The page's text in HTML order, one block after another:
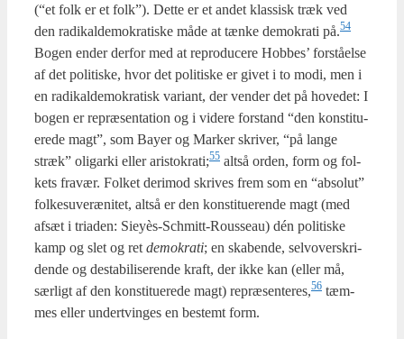
(“et folk er et folk”). Det­te er et andet klas­sisk træk ved
den radi­kal­de­mo­kra­ti­ske måde at tæn­ke demo­kra­ti på.54
Bogen ender der­for med at repro­du­ce­re Hob­bes’ for­stå­el­se
af det poli­ti­ske, hvor det poli­ti­ske er givet i to modi, men i
en radi­kal­de­mo­kra­tisk vari­ant, der ven­der det på hove­d­et: I
bogen er repræ­sen­ta­tion og i vide­re for­stand “den kon­sti­tu­
e­re­de magt”, som Bay­er og Mar­ker skri­ver, “på lan­ge
stræk” oligar­ki eller aristokrati;55 alt­så orden, form og fol­
kets fra­vær. Fol­ket der­i­mod skri­ves frem som en “abso­lut”
fol­kes­u­veræ­ni­tet, alt­så er den kon­sti­tu­e­ren­de magt (med
afsæt i tri­a­den: Sieyès-Sch­mitt-Rous­seau) dén poli­ti­ske
kamp og slet og ret demo­kra­ti; en ska­ben­de, sel­vover­skri­
den­de og desta­bi­li­se­ren­de kraft, der ikke kan (eller må,
sær­ligt af den kon­sti­tu­e­re­de magt) repræsenteres,56 tæm­
mes eller undertvin­ges en bestemt form.